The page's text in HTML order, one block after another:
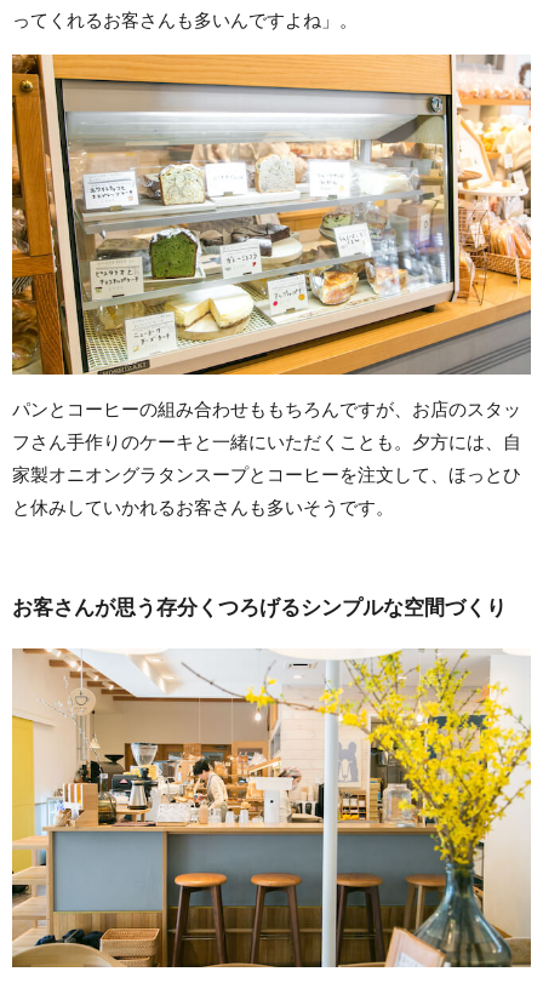
ってくれるお客さんも多いんですよね」。
パンとコーヒーの組み合わせももちろんですが、お店のスタッ
フさん手作りのケーキと一緒にいただくことも。夕方には、自
家製オニオングラタンスープとコーヒーを注文して、ほっとひ
と休みしていかれるお客さんも多いそうです。
お客さんが思う存分くつろげるシンプルな空間づくり